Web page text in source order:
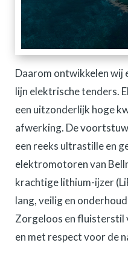
Daarom ontwikkelen wij
lijn elektrische tenders.
een uitzonderlijk hoge
afwerking. De
een reeks ultrastille en
elektromotoren van
krachtige lithium-ijzer
lang, veilig en
Zorgeloos en fluisterstil
en met respect voor de